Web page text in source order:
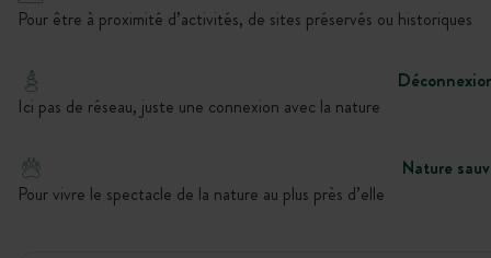
Pour être à proximité d’activités, de sites préservés ou historiques
Ici pas de réseau, juste une connexion avec la nature
Nature
Pour vivre le spectacle de la nature au plus près d’elle